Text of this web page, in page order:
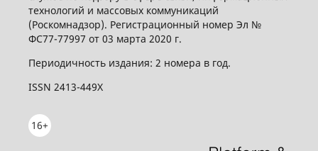
технологий и массовых коммуникаций
(Роскомнадзор). Регистрационный номер Эл №
ФС77-77997 от 03 марта 2020 г.
Периодичность издания: 2 номера в год.
ISSN 2413-449X
16+